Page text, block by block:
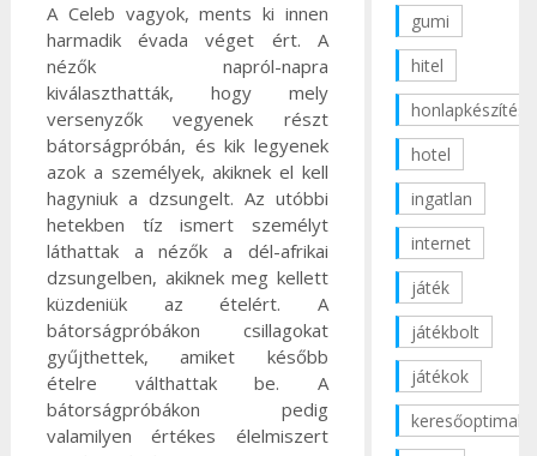
A Celeb vagyok, ments ki innen
harmadik évada véget ért. A
nézők napról-napra
kiválaszthatták, hogy mely
versenyzők vegyenek részt
bátorságpróbán, és kik legyenek
azok a személyek, akiknek el kell
hagyniuk a dzsungelt. Az utóbbi
hetekben tíz ismert személyt
láthattak a nézők a dél-afrikai
dzsungelben, akiknek meg kellett
küzdeniük az ételért. A
bátorságpróbákon csillagokat
gyűjthettek, amiket később
ételre válthattak be. A
bátorságpróbákon pedig
valamilyen értékes élelmiszert
gumi
hitel
honlapkészítés
hotel
ingatlan
internet
játék
játékbolt
játékok